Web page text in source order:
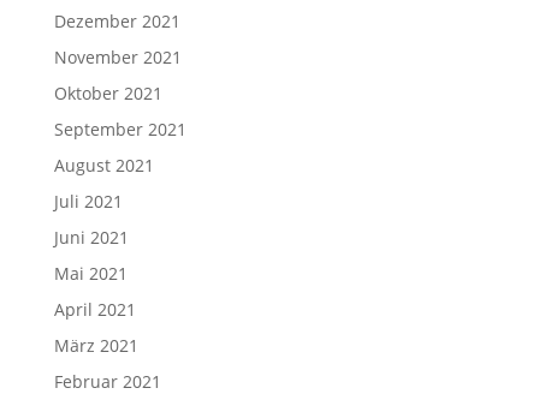
Dezember 2021
November 2021
Oktober 2021
September 2021
August 2021
Juli 2021
Juni 2021
Mai 2021
April 2021
März 2021
Februar 2021